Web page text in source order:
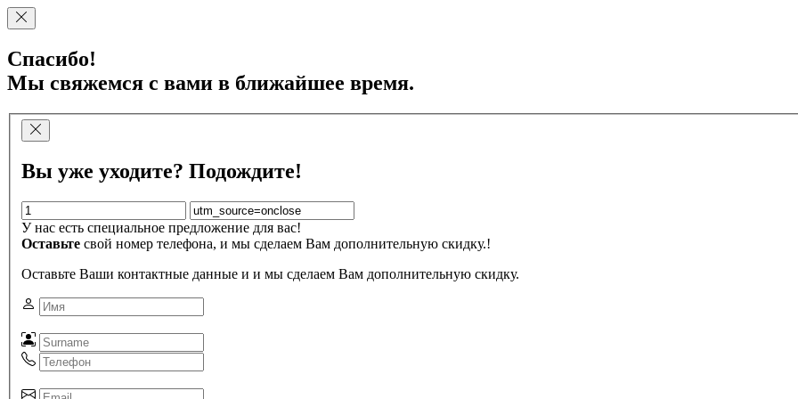
Спасибо!
Мы свяжемся с вами в ближайшее время.
Вы уже уходите? Подождите!
У нас есть специальное предложение для вас!
Оставьте свой номер телефона, и мы сделаем Вам дополнительную скидку.!
Оставьте Ваши контактные данные и и мы сделаем Вам дополнительную скидку.